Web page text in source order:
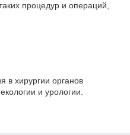
процедур и операций,
в хирургии органов
и урологии.